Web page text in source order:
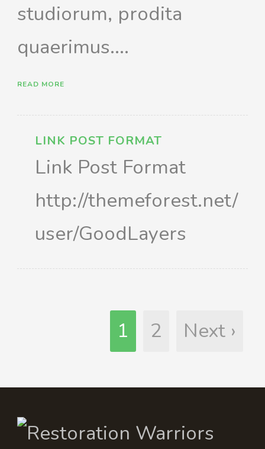
studiorum, prodita
quaerimus....
READ MORE
LINK POST FORMAT
Link Post Format
http://themeforest.net/
user/GoodLayers
1 2 Next ›